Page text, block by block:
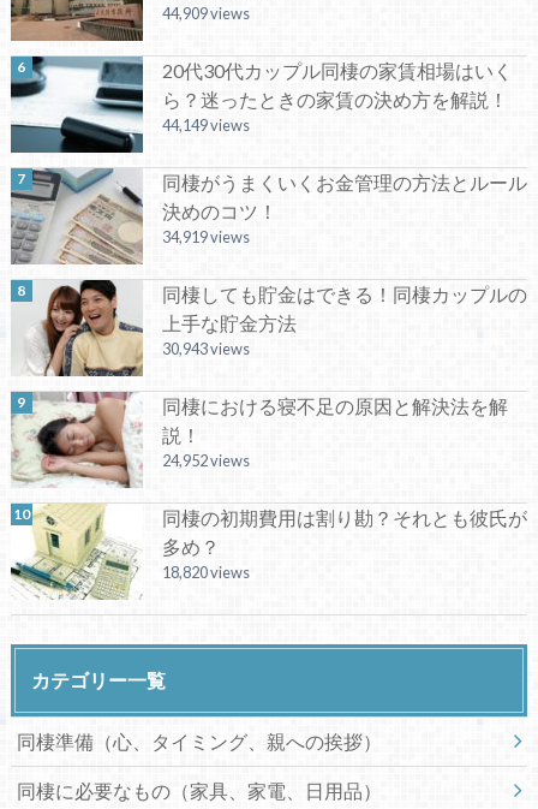
44,909 views
20代30代カップル同棲の家賃相場はいく
ら？迷ったときの家賃の決め方を解説！
44,149 views
同棲がうまくいくお金管理の方法とルール
決めのコツ！
34,919 views
同棲しても貯金はできる！同棲カップルの
上手な貯金方法
30,943 views
同棲における寝不足の原因と解決法を解
説！
24,952 views
同棲の初期費用は割り勘？それとも彼氏が
多め？
18,820 views
カテゴリー一覧
同棲準備（心、タイミング、親への挨拶）
同棲に必要なもの（家具、家電、日用品）